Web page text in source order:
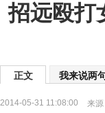
招远殴打
正文 我来说两
2014-05-31 11:08:00 来源